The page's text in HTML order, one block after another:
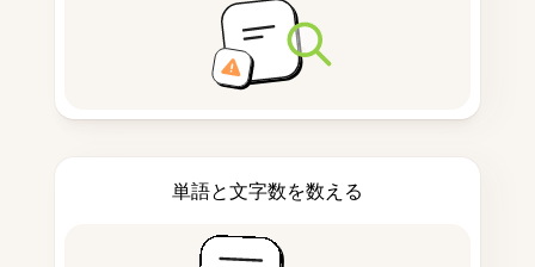
単語と文字数を数える